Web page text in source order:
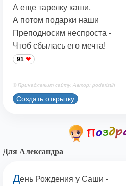
А еще тарелку каши,
А потом подарки наши
Преподносим неспроста -
Чтоб сбылась его мечта!
91
© Принадлежит сайту. Автор: podaristih
Создать открытку
Для Александра
День Рождения у Саши -